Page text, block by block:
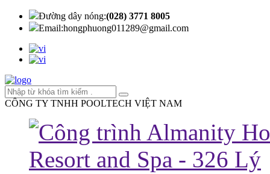
Đường dây nóng:(028) 3771 8005
Email:hongphuong011289@gmail.com
CÔNG TY TNHH POOLTECH VIỆT NAM